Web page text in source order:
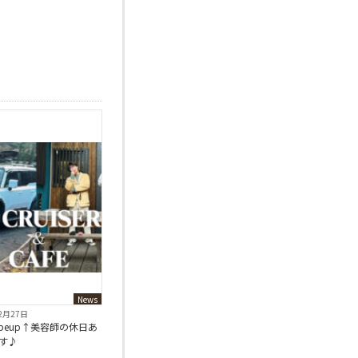
News
27日
美容師の休日あ
♪